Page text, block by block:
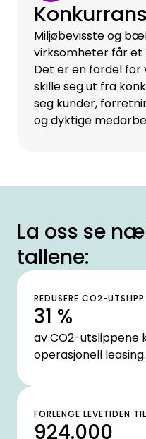
Miljøbevisste og
virksomheter får
Det er en fordel for
skille seg ut fra
seg kunder,
og dyktige
La oss se
tallene:
REDUSERE CO2-UTSLIPP
31 %
av CO2-utslippene
operasjonell leasing.
FORLENGE LEVETIDEN
924.000